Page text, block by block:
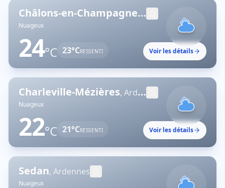
Châlons-en-Champagne
,Marne
Nuageux
24°C 23°CRESSENTI Voir les détails
Mézières,Ardennes
Nuageux
22°C 21°CRESSENTI Voir les détails
Sedan, Ardennes
Nuageux